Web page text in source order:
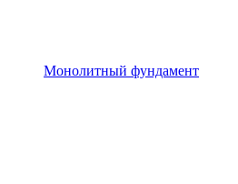
Монолитный фундамент